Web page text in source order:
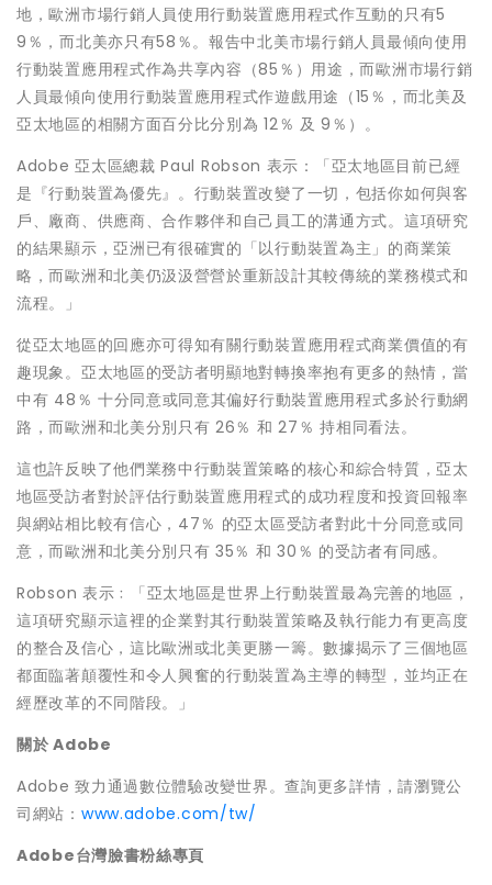
地，歐洲市場行銷人員使用行動裝置應用程式作互動的只有5
9％，而北美亦只有58％。報告中北美市場行銷人員最傾向使用
行動裝置應用程式作為共享內容（85％）用途，而歐洲市場行銷
人員最傾向使用行動裝置應用程式作遊戲用途（15％，而北美及
亞太地區的相關方面百分比分別為 12％ 及 9％）。
Adobe 亞太區總裁 Paul Robson 表示：「亞太地區目前已經
是『行動裝置為優先』。行動裝置改變了一切，包括你如何與客
戶、廠商、供應商、合作夥伴和自己員工的溝通方式。這項研究
的結果顯示，亞洲已有很確實的「以行動裝置為主」的商業策
略，而歐洲和北美仍汲汲營營於重新設計其較傳統的業務模式和
流程。」
從亞太地區的回應亦可得知有關行動裝置應用程式商業價值的有
趣現象。亞太地區的受訪者明顯地對轉換率抱有更多的熱情，當
中有 48％ 十分同意或同意其偏好行動裝置應用程式多於行動網
路，而歐洲和北美分別只有 26％ 和 27％ 持相同看法。
這也許反映了他們業務中行動裝置策略的核心和綜合特質，亞太
地區受訪者對於評估行動裝置應用程式的成功程度和投資回報率
與網站相比較有信心，47％ 的亞太區受訪者對此十分同意或同
意，而歐洲和北美分別只有 35％ 和 30％ 的受訪者有同感。
Robson 表示﹕「亞太地區是世界上行動裝置最為完善的地區，
這項研究顯示這裡的企業對其行動裝置策略及執行能力有更高度
的整合及信心，這比歐洲或北美更勝一籌。數據揭示了三個地區
都面臨著顛覆性和令人興奮的行動裝置為主導的轉型，並均正在
經歷改革的不同階段。」
關於 Adobe
Adobe 致力通過數位體驗改變世界。查詢更多詳情，請瀏覽公
司網站： www.adobe.com/tw/
Adobe台灣臉書粉絲專頁